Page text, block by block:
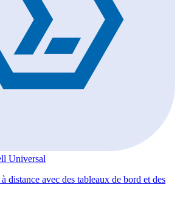
Universal
distance avec des tableaux de bord et des